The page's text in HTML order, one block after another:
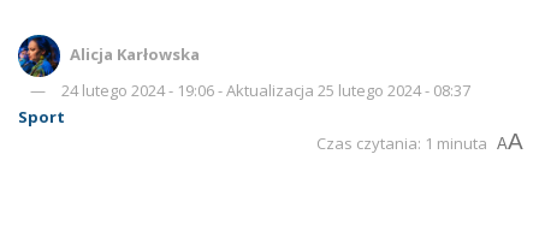
Alicja Karłowska
24 lutego 2024 - 19:06 - Aktualizacja 25 lutego 2024 - 08:37
Sport
Czas czytania: 1 minuta AA